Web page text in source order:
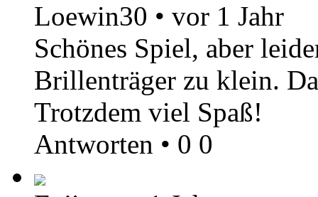
Loewin30 • vor 1 Jahr
Schönes Spiel, aber
Brillenträger zu klein.
Trotzdem viel Spaß!
Antworten • 0 0